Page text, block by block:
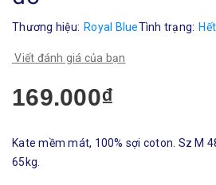
Thương hiệu: Royal BlueTình trạng:
Viết đánh giá của bạn
169.000₫
Kate mềm mát, 100% sợi coton. Sz M
65kg.